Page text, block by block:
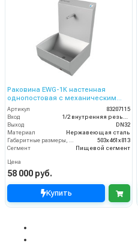
Раковина EWG-1К настенная
однопостовая с механическим
включением, нерж. сталь, прям.
чаша
Артикул
83207115
Вход
1/2 внутренняя резьба
Выход
DN32
Материал
Нержавеющая сталь
Габаритные размеры, мм
503x461x813
Сегмент
Пищевой сегмент
Цена
58 000 руб.
Купить